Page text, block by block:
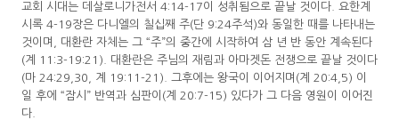
교회 시대는 데살로니가전서 4:14-17이 성취됨으로 끝날 것이다. 요한계
시록 4-19장은 다니엘의 칠십째 주(단 9:24주석)와 동일한 때를 나타내는
것이며, 대환란 자체는 그 “주”의 중간에 시작하여 삼 년 반 동안 계속된다
(계 11:3-19:21). 대환란은 주님의 재림과 아마겟돈 전쟁으로 끝날 것이다
(마 24:29,30, 계 19:11-21). 그후에는 왕국이 이어지며(계 20:4,5) 이
일 후에 “잠시” 반역과 심판이(계 20:7-15) 있다가 그 다음 영원이 이어진
다.